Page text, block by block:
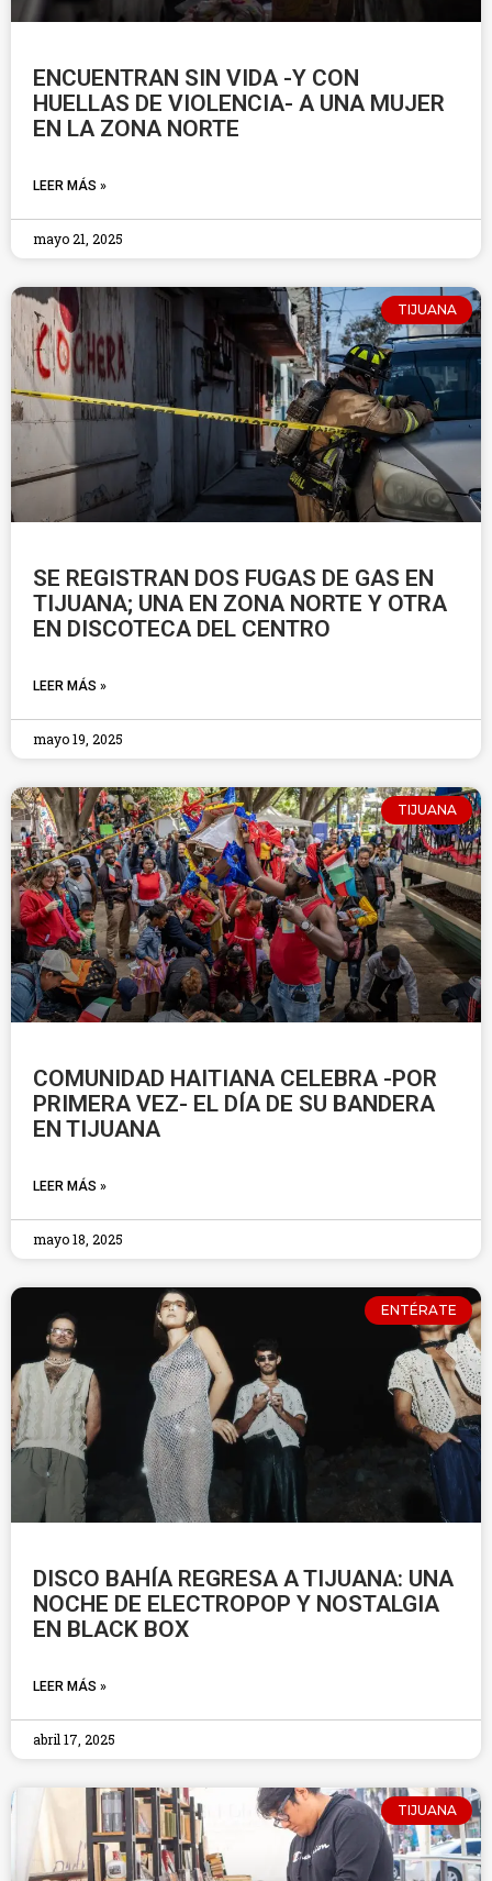
ENCUENTRAN SIN VIDA -Y CON
HUELLAS DE VIOLENCIA- A UNA MUJER
EN LA ZONA NORTE
LEER MÁS »
mayo 21, 2025
TIJUANA
SE REGISTRAN DOS FUGAS DE GAS EN
TIJUANA; UNA EN ZONA NORTE Y OTRA
EN DISCOTECA DEL CENTRO
LEER MÁS »
mayo 19, 2025
TIJUANA
COMUNIDAD HAITIANA CELEBRA -POR
PRIMERA VEZ- EL DÍA DE SU BANDERA
EN TIJUANA
LEER MÁS »
mayo 18, 2025
ENTÉRATE
DISCO BAHÍA REGRESA A TIJUANA: UNA
NOCHE DE ELECTROPOP Y NOSTALGIA
EN BLACK BOX
LEER MÁS »
abril 17, 2025
TIJUANA